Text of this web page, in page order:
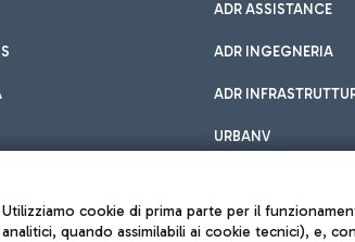
ADR ASSISTANCE
ADR INGEGNERIA
ADR
URBANV
Utilizziamo cookie di prima parte per il
analitici, quando assimilabili ai cookie tecnici), e,